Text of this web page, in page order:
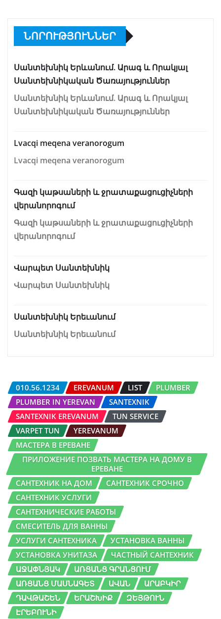
ՆՈՐՈՒԹՅՈՒՆՆԵՐ
Սանտեխնիկ Երևանում. Արագ և Որակյալ
Սանտեխնիկական Ծառայություններ
Սանտեխնիկ Երևանում. Արագ և Որակյալ
Սանտեխնիկական Ծառայություններ
Lvacqi meqena veranorogum
Lvacqi meqena veranorogum
Գազի կաթսաների և ջրատաքացուցիչների
վերանորոգում
Գազի կաթսաների և ջրատաքացուցիչների
վերանորոգում
Վարպետ Սանտեխնիկ
Վարպետ Սանտեխնիկ
Սանտեխնիկ Երեւանում
Սանտեխնիկ Երեւանում
010.56.1234 EREVANUM LIST
PLUMBER
PLUMBER IN YEREVAN
SANTEXNIK
SANTEXNIK EREVANUM
TUN SERVICE
VARPET TUN
YEREVANUM
МАСТЕРА В ЕРЕВАНЕ
ПРИЛОЖЕНИЕ ПОЗВАТЬ МАСТЕРА НА ДОМУ В
ЕРЕВАНЕ
САНТЕХНИК НА ДОМ
САНТЕХНИК СРОЧНО
САНТЕХНИК УСЛУГИ
САНТЕХНИЧЕСКИЕ РАБОТЫ
СМЕСИТЕЛЬ ДЛЯ ВАННЫ
УСЛУГИ САНТЕХНИКА
УСТАНОВКА ВАННЫ
УСТАНОВКА УНИТАЗА
ЧАСТНЫЙ САНТЕХНИК
ԱՋԱՓՆՅԱԿ
ԱՌՑԱՆՑ ԳՐԱՆՑՈՒՄ
ԱՌՑԱՆՑ ՄԱՍՆԱԳԵՏ
ԱՎԱՆ
ԱՐԱԲԿԻՐ
ԴԱՎԹԱՇԵՆ
ԵՐԱՇԽԻՔ
ԶԵՅԹՈՒՆ
ԷՐԵԲՈՒՆԻ